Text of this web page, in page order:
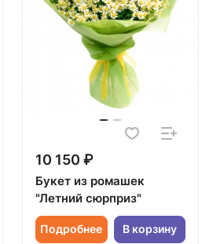
10 150 ₽
Букет из ромашек
"Летний сюрприз"
Подробнее В корзину